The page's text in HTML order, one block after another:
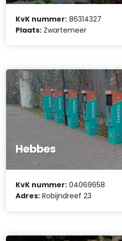
KvK nummer: 86314327
Plaats: Zwartemeer
Hebbes
KvK nummer: 04069658
Adres: Robijndreef 23